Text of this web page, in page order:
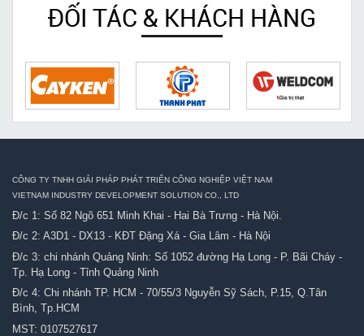
ĐỐI TÁC & KHÁCH HÀNG
CÔNG TY TNHH GIẢI PHÁP PHÁT TRIỂN CÔNG NGHIỆP VIỆT NAM
VIETNAM INDUSTRY DEVELOPMENT SOLUTION CO., LTD
Đ/c 1: Số 82 Ngõ 651 Minh Khai - Hai Bà Trưng - Hà Nội.
Đ/c 2: A3D1 - DX13 - KĐT Đặng Xá - Gia Lâm - Hà Nội
Đ/c 3: chi nhánh Quảng Ninh: Số 1052 đường Hạ Long - P. Bãi Cháy -
Tp. Hạ Long - Tỉnh Quảng Ninh
Đ/c 4: Chi nhánh TP. HCM - 70/55/3 Nguyễn Sỹ Sách, P.15, Q.Tân
Bình, Tp.HCM
MST: 0107527617